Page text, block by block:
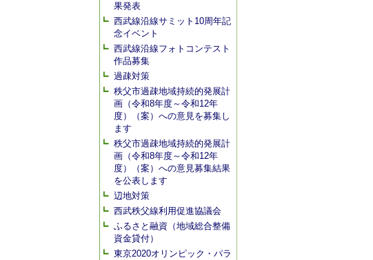
果発表
西武線沿線サミット10周年記
念イベント
西武線沿線フォトコンテスト
作品募集
過疎対策
秩父市過疎地域持続的発展計
画（令和8年度～令和12年
度）（案）への意見を募集し
ます
秩父市過疎地域持続的発展計
画（令和8年度～令和12年
度）（案）への意見募集結果
を公表します
辺地対策
西武秩父線利用促進協議会
ふるさと融資（地域総合整備
資金貸付）
東京2020オリンピック・パラ